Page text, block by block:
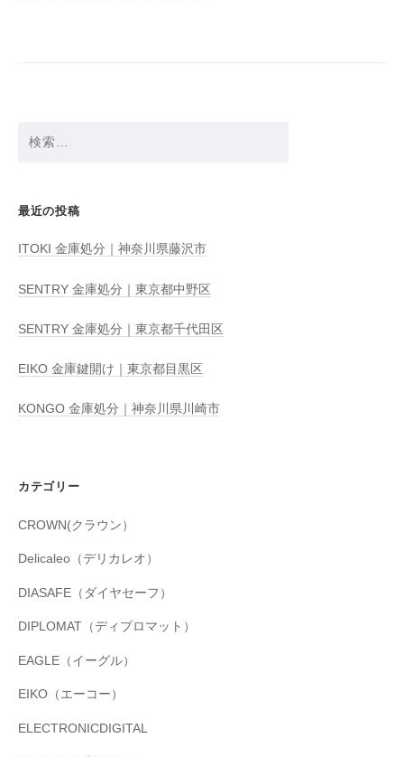
最近の投稿
ITOKI 金庫処分｜神奈川県藤沢市
SENTRY 金庫処分｜東京都中野区
SENTRY 金庫処分｜東京都千代田区
EIKO 金庫鍵開け｜東京都目黒区
KONGO 金庫処分｜神奈川県川崎市
カテゴリー
CROWN(クラウン）
Delicaleo（デリカレオ）
DIASAFE（ダイヤセーフ）
DIPLOMAT（ディプロマット）
EAGLE（イーグル）
EIKO（エーコー）
ELECTRONICDIGITAL